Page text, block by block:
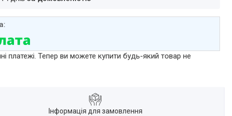
платежі. Тепер ви можете купити будь-який товар не
Інформація для замовлення